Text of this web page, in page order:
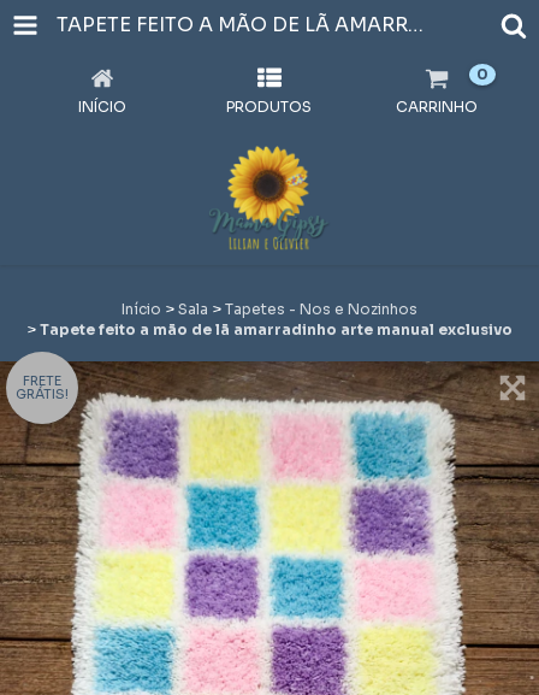
TAPETE FEITO A MÃO DE LÃ AMARRADINHO ARTE MANUAL EXCLUSIVO
INÍCIO PRODUTOS CARRINHO
0
Início > Sala > Tapetes - Nos e Nozinhos
> Tapete feito a mão de lã amarradinho arte manual exclusivo
FRETE
GRÁTIS!